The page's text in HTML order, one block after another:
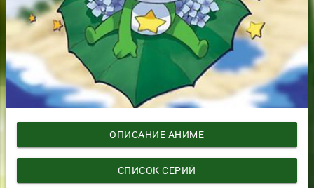
ОПИСАНИЕ АНИМЕ
СПИСОК СЕРИЙ